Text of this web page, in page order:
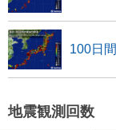
100日間
地震観測回数